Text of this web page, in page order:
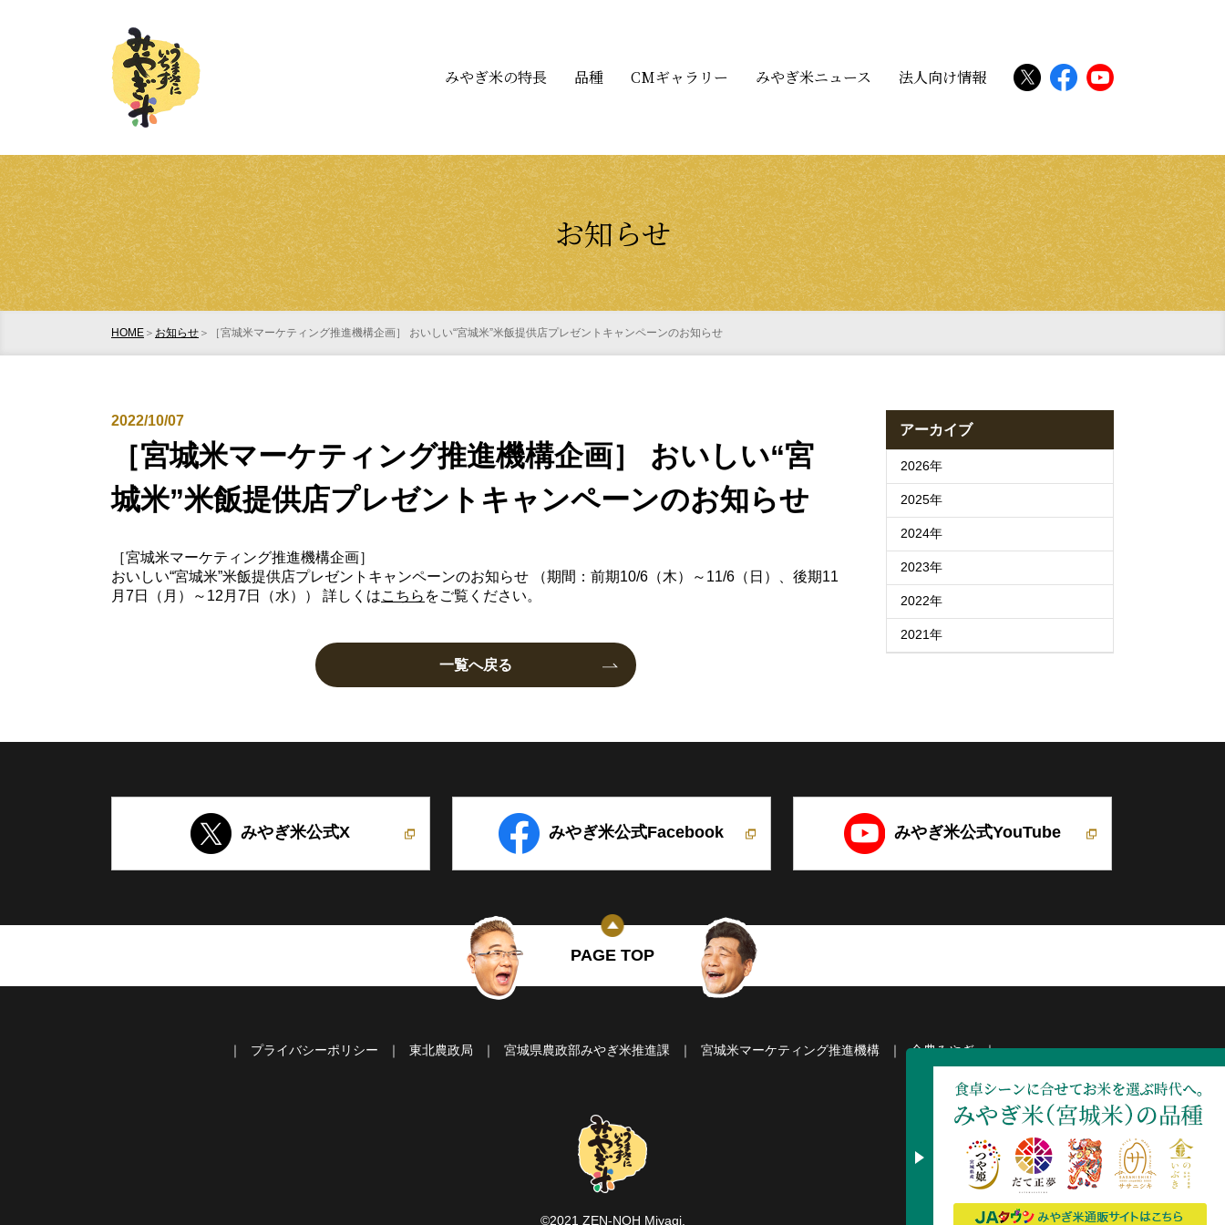
みやぎ米の特長 品種 CMギャラリー みやぎ米ニュース 法人向け情報
お知らせ
HOME お知らせ ［宮城米マーケティング推進機構企画］ おいしい“宮城米”米飯提供店プレゼントキャンペーンのお知らせ
2022/10/07
［宮城米マーケティング推進機構企画］ おいしい“宮
城米”米飯提供店プレゼントキャンペーンのお知らせ
［宮城米マーケティング推進機構企画］
おいしい“宮城米”米飯提供店プレゼントキャンペーンのお知らせ （期間：前期10/6（木）～11/6（日）、後期11
月7日（月）～12月7日（水）） 詳しくはこちら をご覧ください。
一覧へ戻る
アーカイブ
2026年
2025年
2024年
2023年
2022年
2021年
みやぎ米公式X みやぎ米公式Facebook みやぎ米公式YouTube
PAGE TOP
プライバシーポリシー 東北農政局 宮城県農政部みやぎ米推進課 宮城米マーケティング推進機構 全農みやぎ
©2021 ZEN-NOH Miyagi.